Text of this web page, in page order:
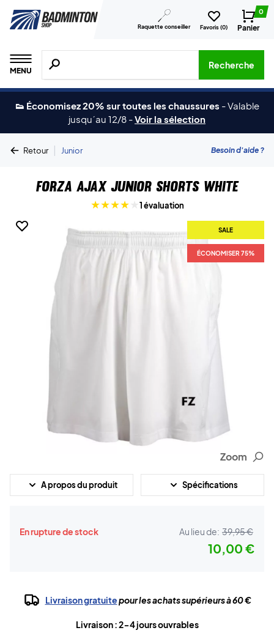
Raquette conseiller Favoris (0)
0
Panier
MENU
Recherche de produits, de marques, etc.
Recherche
👟 Économisez 20% sur toutes les chaussures -Valable
jusqu´au 12/8 -Voir la sélection
Retour | Junior Besoin d'aide ?
Forza Ajax Junior Shorts White
1 évaluation
SALE
ÉCONOMISER 75%
Zoom
A propos du produit Spécifications
En rupture de stock Au lieu de: 39,95 €
10,00 €
Livraison gratuitepour les achats supérieurs à 60 €
Livraison : 2-4 jours ouvrables